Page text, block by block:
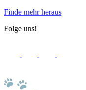
Finde mehr heraus
Folge uns!